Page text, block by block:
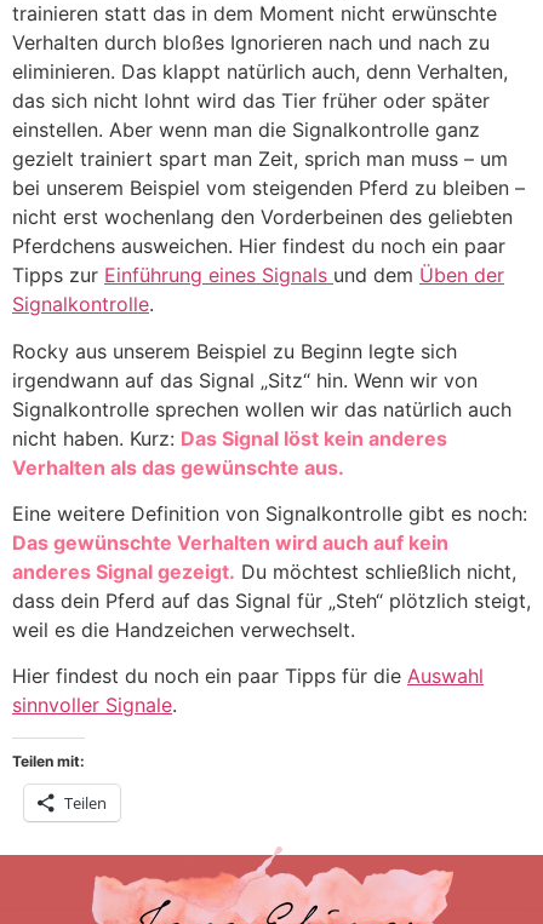
trainieren statt das in dem Moment nicht erwünschte
Verhalten durch bloßes Ignorieren nach und nach zu
eliminieren. Das klappt natürlich auch, denn Verhalten,
das sich nicht lohnt wird das Tier früher oder später
einstellen. Aber wenn man die Signalkontrolle ganz
gezielt trainiert spart man Zeit, sprich man muss – um
bei unserem Beispiel vom steigenden Pferd zu bleiben –
nicht erst wochenlang den Vorderbeinen des geliebten
Pferdchens ausweichen. Hier findest du noch ein paar
Tipps zur Einführung eines Signals und dem Üben der
Signalkontrolle.
Rocky aus unserem Beispiel zu Beginn legte sich
irgendwann auf das Signal „Sitz“ hin. Wenn wir von
Signalkontrolle sprechen wollen wir das natürlich auch
nicht haben. Kurz: Das Signal löst kein anderes
Verhalten als das gewünschte aus.
Eine weitere Definition von Signalkontrolle gibt es noch:
Das gewünschte Verhalten wird auch auf kein
anderes Signal gezeigt. Du möchtest schließlich nicht,
dass dein Pferd auf das Signal für „Steh“ plötzlich steigt,
weil es die Handzeichen verwechselt.
Hier findest du noch ein paar Tipps für die Auswahl
sinnvoller Signale.
Teilen mit:
Teilen